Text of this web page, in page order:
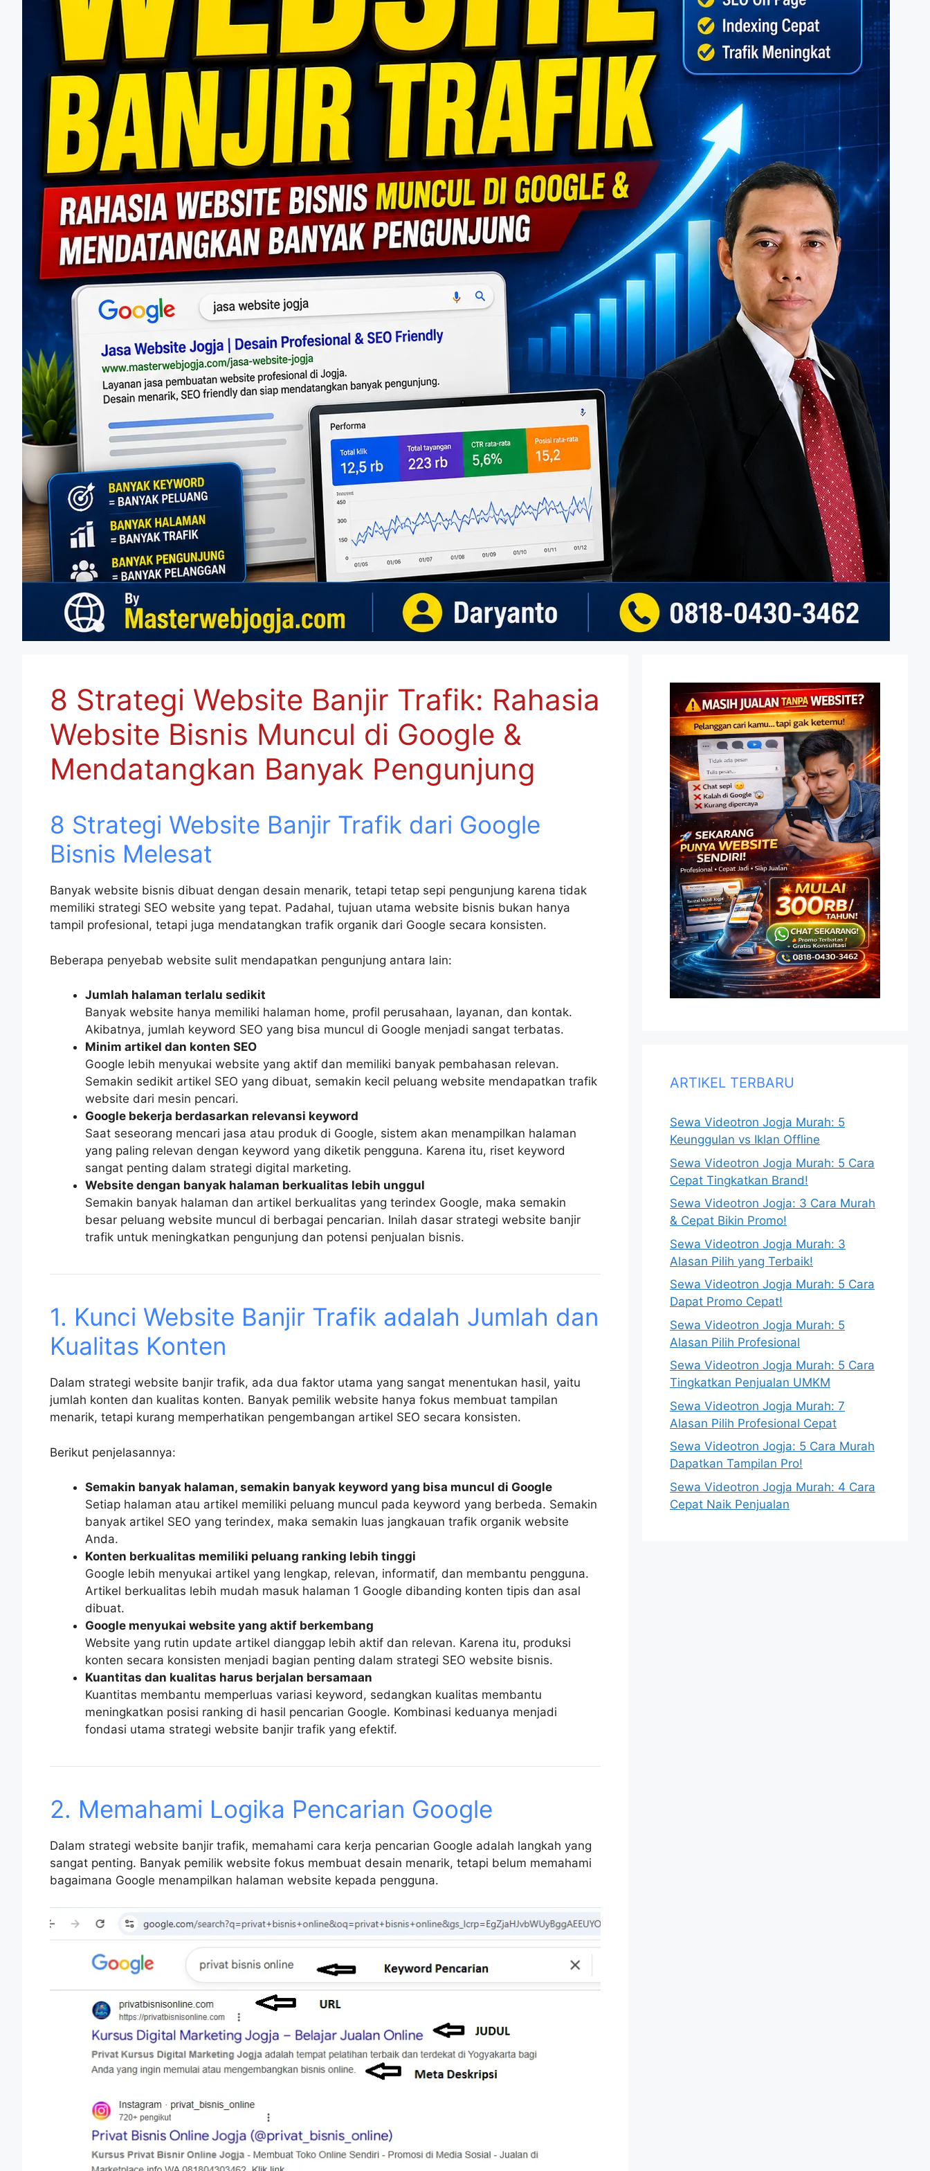
8 Strategi Website Banjir Trafik: Rahasia
Website Bisnis Muncul di Google &
Mendatangkan Banyak Pengunjung
8 Strategi Website Banjir Trafik dari Google
Bisnis Melesat
Banyak website bisnis dibuat dengan desain menarik, tetapi tetap sepi pengunjung karena tidak
memiliki strategi SEO website yang tepat. Padahal, tujuan utama website bisnis bukan hanya
tampil profesional, tetapi juga mendatangkan trafik organik dari Google secara konsisten.
Beberapa penyebab website sulit mendapatkan pengunjung antara lain:
Jumlah halaman terlalu sedikit
Banyak website hanya memiliki halaman home, profil perusahaan, layanan, dan kontak.
Akibatnya, jumlah keyword SEO yang bisa muncul di Google menjadi sangat terbatas.
Minim artikel dan konten SEO
Google lebih menyukai website yang aktif dan memiliki banyak pembahasan relevan.
Semakin sedikit artikel SEO yang dibuat, semakin kecil peluang website mendapatkan trafik
website dari mesin pencari.
Google bekerja berdasarkan relevansi keyword
Saat seseorang mencari jasa atau produk di Google, sistem akan menampilkan halaman
yang paling relevan dengan keyword yang diketik pengguna. Karena itu, riset keyword
sangat penting dalam strategi digital marketing.
Website dengan banyak halaman berkualitas lebih unggul
Semakin banyak halaman dan artikel berkualitas yang terindex Google, maka semakin
besar peluang website muncul di berbagai pencarian. Inilah dasar strategi website banjir
trafik untuk meningkatkan pengunjung dan potensi penjualan bisnis.
1. Kunci Website Banjir Trafik adalah Jumlah dan
Kualitas Konten
Dalam strategi website banjir trafik, ada dua faktor utama yang sangat menentukan hasil, yaitu
jumlah konten dan kualitas konten. Banyak pemilik website hanya fokus membuat tampilan
menarik, tetapi kurang memperhatikan pengembangan artikel SEO secara konsisten.
Berikut penjelasannya:
Semakin banyak halaman, semakin banyak keyword yang bisa muncul di Google
Setiap halaman atau artikel memiliki peluang muncul pada keyword yang berbeda. Semakin
banyak artikel SEO yang terindex, maka semakin luas jangkauan trafik organik website
Anda.
Konten berkualitas memiliki peluang ranking lebih tinggi
Google lebih menyukai artikel yang lengkap, relevan, informatif, dan membantu pengguna.
Artikel berkualitas lebih mudah masuk halaman 1 Google dibanding konten tipis dan asal
dibuat.
Google menyukai website yang aktif berkembang
Website yang rutin update artikel dianggap lebih aktif dan relevan. Karena itu, produksi
konten secara konsisten menjadi bagian penting dalam strategi SEO website bisnis.
Kuantitas dan kualitas harus berjalan bersamaan
Kuantitas membantu memperluas variasi keyword, sedangkan kualitas membantu
meningkatkan posisi ranking di hasil pencarian Google. Kombinasi keduanya menjadi
fondasi utama strategi website banjir trafik yang efektif.
2. Memahami Logika Pencarian Google
Dalam strategi website banjir trafik, memahami cara kerja pencarian Google adalah langkah yang
sangat penting. Banyak pemilik website fokus membuat desain menarik, tetapi belum memahami
bagaimana Google menampilkan halaman website kepada pengguna.
ARTIKEL TERBARU
Sewa Videotron Jogja Murah: 5
Keunggulan vs Iklan Offline
Sewa Videotron Jogja Murah: 5 Cara
Cepat Tingkatkan Brand!
Sewa Videotron Jogja: 3 Cara Murah
& Cepat Bikin Promo!
Sewa Videotron Jogja Murah: 3
Alasan Pilih yang Terbaik!
Sewa Videotron Jogja Murah: 5 Cara
Dapat Promo Cepat!
Sewa Videotron Jogja Murah: 5
Alasan Pilih Profesional
Sewa Videotron Jogja Murah: 5 Cara
Tingkatkan Penjualan UMKM
Sewa Videotron Jogja Murah: 7
Alasan Pilih Profesional Cepat
Sewa Videotron Jogja: 5 Cara Murah
Dapatkan Tampilan Pro!
Sewa Videotron Jogja Murah: 4 Cara
Cepat Naik Penjualan